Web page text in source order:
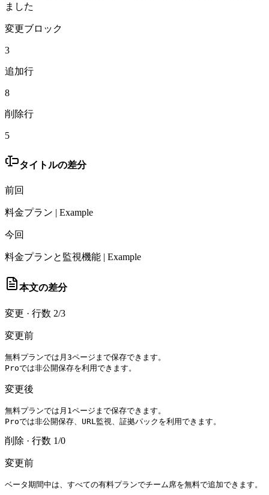
ました
変更ブロック
3
追加行
8
削除行
5
タイトルの差分
前回
料金プラン | Example
今回
料金プランと監視機能 | Example
本文の差分
変更 · 行数 2/3
変更前
無料プランでは月3ページまで保存できます。
Proでは非公開保存を利用できます。
変更後
無料プランでは月1ページまで保存できます。
Proでは非公開保存、URL監視、証拠パックを利用できます。
削除 · 行数 1/0
変更前
ベータ期間中は、すべての有料プランでチーム席を無料で追加できます。